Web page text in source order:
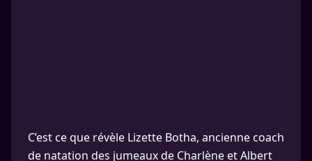
C’est ce que révèle Lizette Botha, ancienne coach
de natation des jumeaux de Charlène et Albert